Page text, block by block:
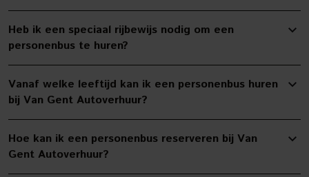
Heb ik een speciaal rijbewijs nodig om een
personenbus te huren?
Vanaf welke leeftijd kan ik een personenbus huren
bij Van Gent Autoverhuur?
Hoe kan ik een personenbus reserveren bij Van
Gent Autoverhuur?